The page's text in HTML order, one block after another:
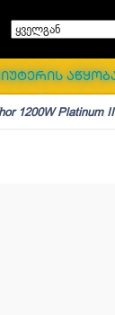
ყველგან
1200W Platinum